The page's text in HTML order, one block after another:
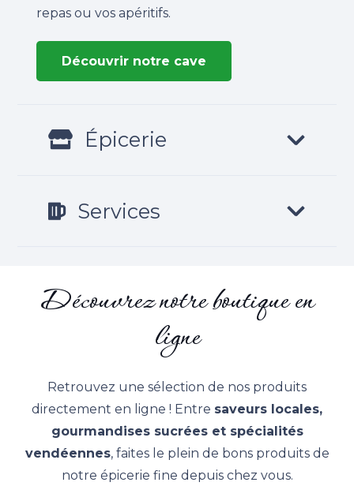
repas ou vos apéritifs.
Découvrir notre cave
Épicerie
Services
Découvrez notre boutique en
ligne
Retrouvez une sélection de nos produits
directement en ligne ! Entre saveurs locales,
gourmandises sucrées et spécialités
vendéennes, faites le plein de bons produits de
notre épicerie fine depuis chez vous.